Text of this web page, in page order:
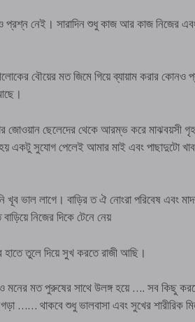
প্রশ্ন নেই। সারাদিন শুধু কাজ আর কাজ নিজের
বৌয়ের মত জিমে গিয়ে ব্যায়াম করার কোনও
জোওয়ান ছেলেদের থেকে আরম্ভ করে মাঝবয়সী
হয় একটু সুযোগ পেলেই আমার মাই এবং পাছাদুটো
ভাল লাগে। বাড়ির ত ঐ নোংরা পরিবেষ এবং
নিজের দিকে টেনে নেয়
তুলে দিয়ে সুখ করতে রাজী আছি।
মত পুরুষের সাথে উলঙ্গ হয়ে …. সব কিছু
…… থাকবে শুধু ভালবাসা এবং সুখের শারীরিক